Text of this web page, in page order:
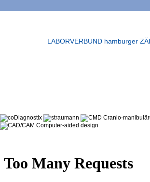
LABORVERBUND hamburger